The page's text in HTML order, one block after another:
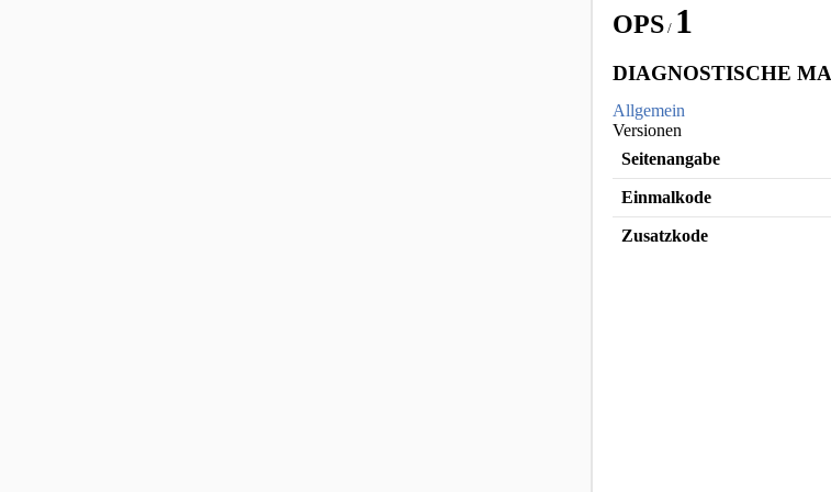
OPS/ 1
DIAGNOSTISCHE
Allgemein
Versionen
Seitenangabe
Einmalkode
Zusatzkode